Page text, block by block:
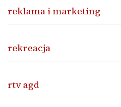
reklama i marketing
rekreacja
rtv agd